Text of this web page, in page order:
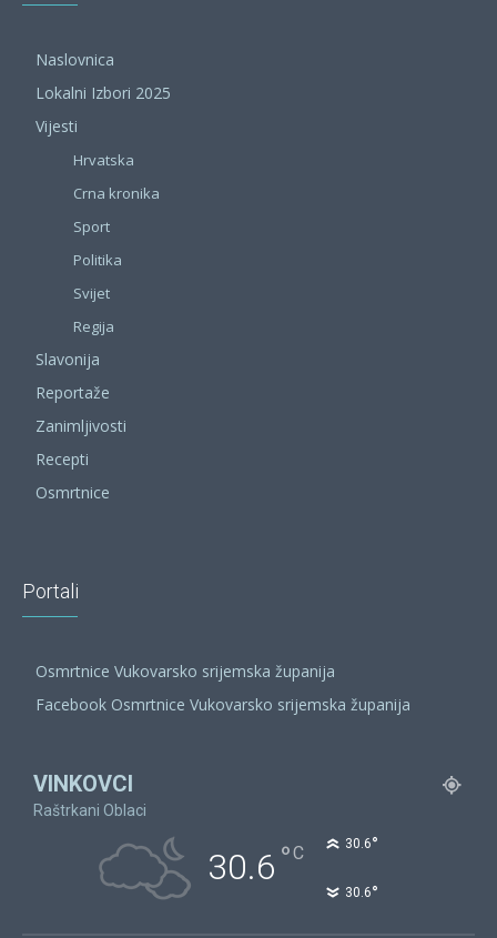
Naslovnica
Lokalni Izbori 2025
Vijesti
Hrvatska
Crna kronika
Sport
Politika
Svijet
Regija
Slavonija
Reportaže
Zanimljivosti
Recepti
Osmrtnice
Portali
Osmrtnice Vukovarsko srijemska županija
Facebook Osmrtnice Vukovarsko srijemska županija
VINKOVCI
Raštrkani Oblaci
30.6 °C 30.6°
30.6°